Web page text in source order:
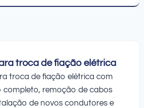
troca de fiação elétrica
troca de fiação elétrica com
completo, remoção de cabos
de novos condutores e